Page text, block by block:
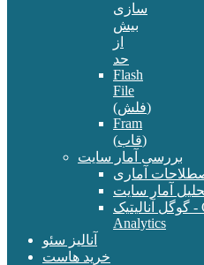
سازی
بیش
از
حد
Flash
File
(فلش)
Fram
(قاب)
بررسی آمار سایت
آماری
آمار سایت
گوگل آنالیتیک - Google
Analytics
آنالیز سئو
خرید هاست